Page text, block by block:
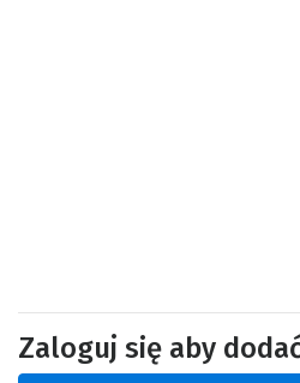
Zaloguj się aby